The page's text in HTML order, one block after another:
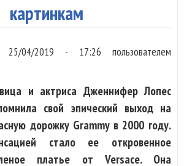
картинкам
25/04/2019 - 17:26 пользователем
и актриса Дженнифер Лопес
свой эпический выход на
дорожку Grammy в 2000 году.
стало ее откровенное
платье от Versace. Она